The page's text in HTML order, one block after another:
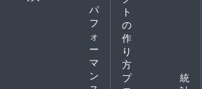
パ
フ
ォ
ー
マ
ン
ト
の
作
り
方
プ
統